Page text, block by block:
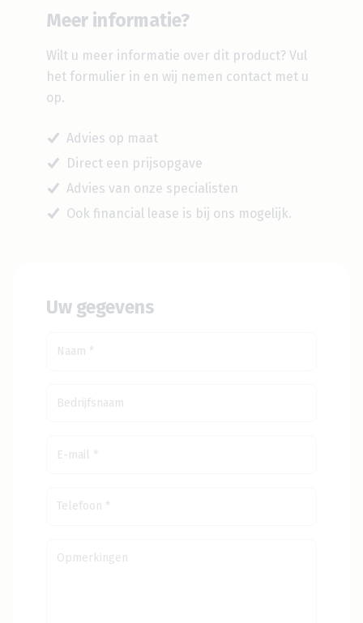
Meer informatie?
Wilt u meer informatie over dit product? Vul
het formulier in en wij nemen contact met u
op.
Advies op maat
Direct een prijsopgave
Advies van onze specialisten
Ook financial lease is bij ons mogelijk.
Uw gegevens